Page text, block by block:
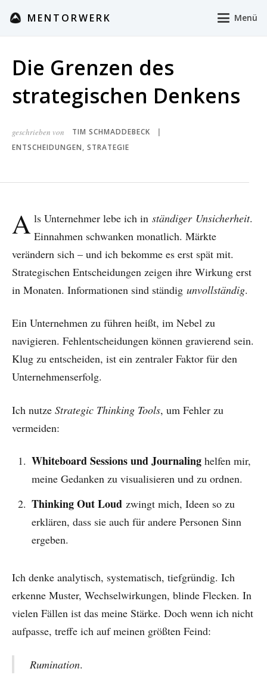
MENTORWERK Menü
Die Grenzen des
strategischen Denkens
geschrieben von TIM SCHMADDEBECK
ENTSCHEIDUNGEN, STRATEGIE
A ls Unternehmer lebe ich in ständiger Unsicherheit.
Einnahmen schwanken monatlich.Märkte
verändern sich – und ich bekomme es erst spät mit.
Strategischen Entscheidungen zeigen ihre Wirkung erst
in Monaten. Informationen sind ständig unvollständig.
Ein Unternehmen zu führen heißt, im Nebel zu
navigieren. Fehlentscheidungen können gravierend sein.
Klug zu entscheiden, ist ein zentraler Faktor für den
Unternehmenserfolg.
Ich nutze Strategic Thinking Tools, um Fehler zu
vermeiden:
Whiteboard Sessions und Journaling helfen mir,
meine Gedanken zu visualisieren und zu ordnen.
Thinking Out Loudzwingt mich, Ideen so zu
erklären, dass sie auch für andere Personen Sinn
ergeben.
Ich denke analytisch, systematisch, tiefgründig. Ich
erkenne Muster, Wechselwirkungen, blinde Flecken. In
vielen Fällen ist das meine Stärke. Doch wenn ich nicht
aufpasse, treffe ich auf meinen größten Feind:
Rumination.